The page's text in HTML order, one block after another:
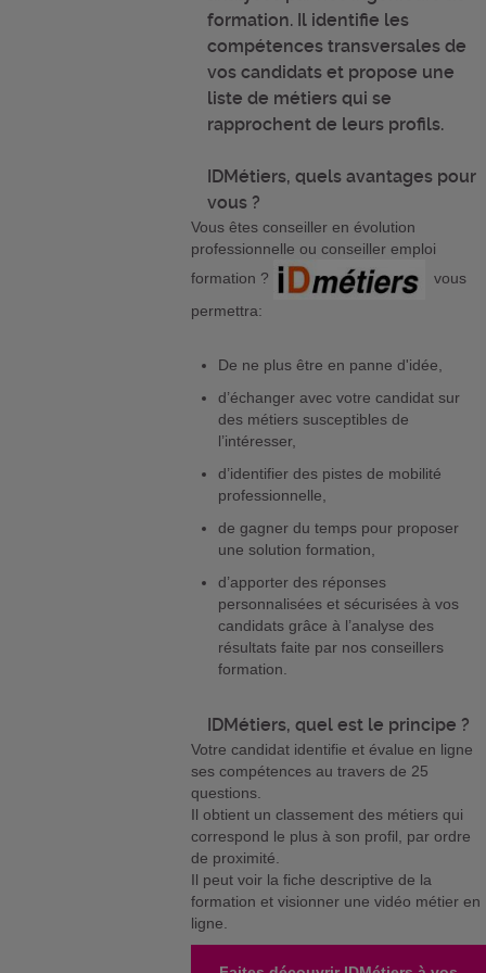
formation. Il identifie les
compétences transversales de
vos candidats et propose une
liste de métiers qui se
rapprochent de leurs profils.
IDMétiers, quels avantages pour
vous ?
Vous êtes conseiller en évolution
professionnelle ou conseiller emploi
formation ?
vous
permettra:
De ne plus être en panne d'idée,
d’échanger avec votre candidat sur
des métiers susceptibles de
l’intéresser,
d’identifier des pistes de mobilité
professionnelle,
de gagner du temps pour proposer
une solution formation,
d’apporter des réponses
personnalisées et sécurisées à vos
candidats grâce à l’analyse des
résultats faite par nos conseillers
formation.
IDMétiers, quel est le principe ?
Votre candidat identifie et évalue en ligne
ses compétences au travers de 25
questions.
Il obtient un classement des métiers qui
correspond le plus à son profil, par ordre
de proximité.
Il peut voir la fiche descriptive de la
formation et visionner une vidéo métier en
ligne.